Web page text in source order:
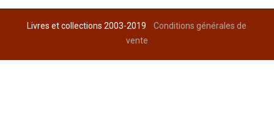
Livres et collections 2003-2019Conditions générales de
vente